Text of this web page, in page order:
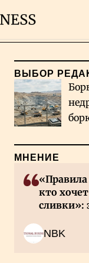
ВЫБОР
МНЕНИЕ
кто
сливки»:
NBK